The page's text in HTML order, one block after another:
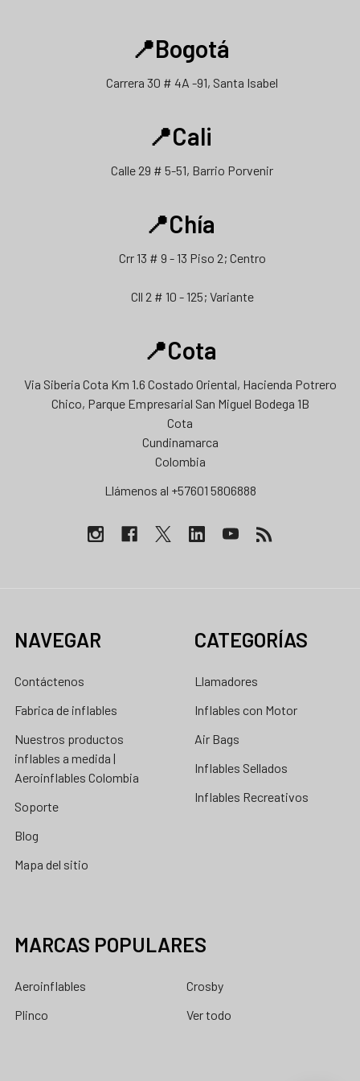
📍Bogotá
Carrera 30 # 4A -91, Santa Isabel
📍Cali
Calle 29 # 5-51, Barrio Porvenir
📍Chía
Crr 13 # 9 - 13 Piso 2; Centro
Cll 2 # 10 - 125; Variante
📍Cota
Via Siberia Cota Km 1.6 Costado Oriental, Hacienda Potrero
Chico, Parque Empresarial San Miguel Bodega 1B
Cota
Cundinamarca
Colombia
Llámenos al +57601 5806888
NAVEGAR
Contáctenos
Fabrica de inflables
Nuestros productos
inflables a medida |
Aeroinflables Colombia
Soporte
Blog
Mapa del sitio
CATEGORÍAS
Llamadores
Inflables con Motor
Air Bags
Inflables Sellados
Inflables Recreativos
MARCAS POPULARES
Aeroinflables
Plinco
Crosby
Ver todo